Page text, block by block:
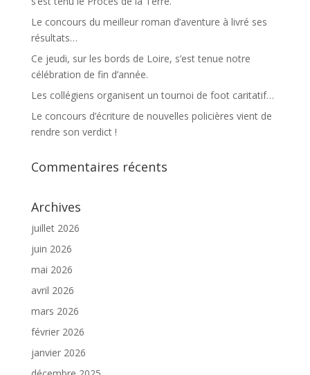
Le concours du meilleur roman d’aventure à livré ses
résultats…
Ce jeudi, sur les bords de Loire, s’est tenue notre
célébration de fin d’année.
Les collégiens organisent un tournoi de foot caritatif…
Le concours d’écriture de nouvelles policières vient de
rendre son verdict !
Commentaires récents
Archives
juillet 2026
juin 2026
mai 2026
avril 2026
mars 2026
février 2026
janvier 2026